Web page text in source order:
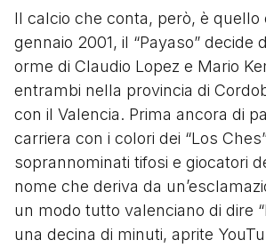
Il calcio che conta, però, è quello
gennaio 2001, il “Payaso” decide
orme di Claudio Lopez e Mario
entrambi nella provincia di
con il Valencia. Prima ancora di
carriera con i colori dei “Los
soprannominati tifosi e giocatori
nome che deriva da
un modo tutto valenciano di dire
una decina di minuti, aprite